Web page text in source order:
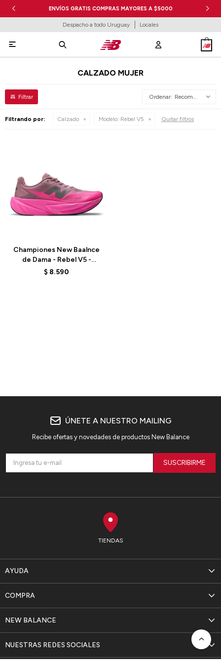
ENVÍOS GRATIS COMPRAS MAYORES A $5000
Despacho a todo Uruguay Locales

CALZADO MUJER
Recomendados
Filtrando por: Calzado Modelo: Rebel V5 Quitar filtros
Championes New Baalnce
de Dama - Rebel V5 -
WFCX70N - PINK
$ 8.590
TIENDAS
AYUDA
NEW BALANCE
COMPRA
NUESTRAS REDES SOCIALES
ÚNETE A NUESTRO MAILING
Recibe ofertas y novedades de productos New Balance
SUSCRIBIRME